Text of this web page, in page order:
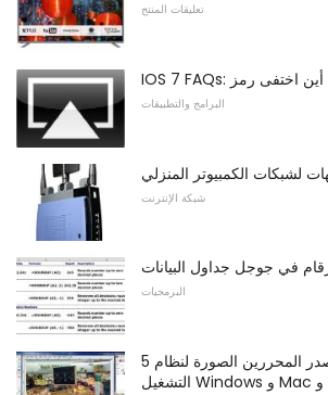
تعليقات المنتج
البرامج والتطبيقات
لشبكات الكمبيوتر المنزلي
شبكة الإنترنت
في جوجل جداول البيانات
البرمجيات
5 حرة مفتوحة المصدر المحررين الصورة لنظام